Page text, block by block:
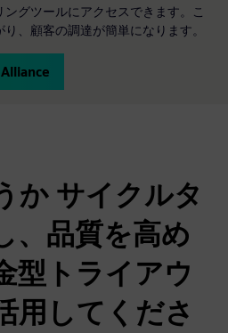
グツールにアクセスできます。こ
、顧客の調達が簡単になります。
か サイクルタ
、品質を高め
型トライアウ
用してくださ